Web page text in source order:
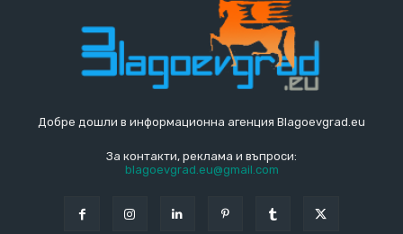
Добре дошли в информационна агенция Blagoevgrad.eu
За контакти, реклама и въпроси:
blagoevgrad.eu@gmail.com